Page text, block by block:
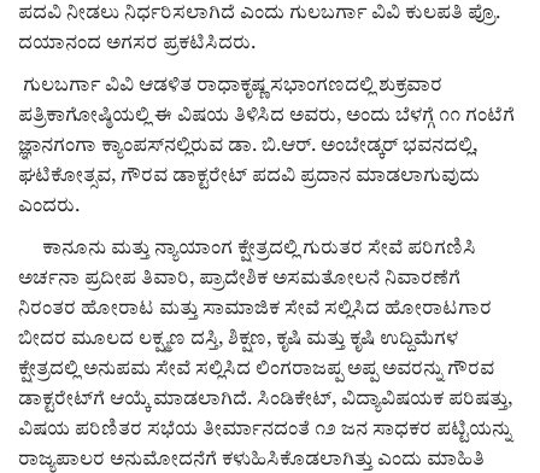
ಅಂಕಣ
ಸಾಧಕರ ಪರಿಚಯ
ಪತ್ರಕರ್ತರ ಪರಿಚಯ
ಸಂಪಾದಕೀಯ
ಕವನ
Digital Subscription
ಪದವಿ ನೀಡಲು ನಿರ್ಧರಿಸಲಾಗಿದೆ ಎಂದು ಗುಲಬರ್ಗಾ ವಿವಿ ಕುಲಪತಿ ಪ್ರೊ.
ದಯಾನಂದ ಅಗಸರ ಪ್ರಕಟಿಸಿದರು.
ಗುಲಬರ್ಗಾ ವಿವಿ ಆಡಳಿತ ರಾಧಾಕೃಷ್ಣ ಸಭಾಂಗಣದಲ್ಲಿ ಶುಕ್ರವಾರ
ಪತ್ರಿಕಾಗೋಷ್ಠಿಯಲ್ಲಿ ಈ ವಿಷಯ ತಿಳಿಸಿದ ಅವರು, ಅಂದು ಬೆಳಗ್ಗೆ ೧೧ ಗಂಟೆಗೆ
ಜ್ಞಾನಗಂಗಾ ಕ್ಯಾಂಪಸ್‌ನಲ್ಲಿರುವ ಡಾ. ಬಿ.ಆರ್. ಅಂಬೇಡ್ಕರ್ ಭವನದಲ್ಲಿ,
ಘಟಿಕೋತ್ಸವ, ಗೌರವ ಡಾಕ್ಟರೇಟ್ ಪದವಿ ಪ್ರದಾನ ಮಾಡಲಾಗುವುದು
ಎಂದರು.
ಕಾನೂನು ಮತ್ತು ನ್ಯಾಯಾಂಗ ಕ್ಷೇತ್ರದಲ್ಲಿ ಗುರುತರ ಸೇವೆ ಪರಿಗಣಿಸಿ
ಅರ್ಚನಾ ಪ್ರದೀಪ ತಿವಾರಿ, ಪ್ರಾದೇಶಿಕ ಅಸಮತೋಲನೆ ನಿವಾರಣೆಗೆ
ನಿರಂತರ ಹೋರಾಟ ಮತ್ತು ಸಾಮಾಜಿಕ ಸೇವೆ ಸಲ್ಲಿಸಿದ ಹೋರಾಟಗಾರ
ಬೀದರ ಮೂಲದ ಲಕ್ಷ್ಮಣ ದಸ್ತಿ, ಶಿಕ್ಷಣ, ಕೃಷಿ ಮತ್ತು ಕೃಷಿ ಉದ್ದಿಮೆಗಳ
ಕ್ಷೇತ್ರದಲ್ಲಿ ಅನುಪಮ ಸೇವೆ ಸಲ್ಲಿಸಿದ ಲಿಂಗರಾಜಪ್ಪ ಅಪ್ಪ ಅವರನ್ನು ಗೌರವ
ಡಾಕ್ಟರೇಟ್‌ಗೆ ಆಯ್ಕೆ ಮಾಡಲಾಗಿದೆ. ಸಿಂಡಿಕೇಟ್, ವಿದ್ಯಾವಿಷಯಕ ಪರಿಷತ್ತು,
ವಿಷಯ ಪರಿಣಿತರ ಸಭೆಯ ತೀರ್ಮಾನದಂತೆ ೧೨ ಜನ ಸಾಧಕರ ಪಟ್ಟಿಯನ್ನು
ರಾಜ್ಯಪಾಲರ ಅನುಮೋದನೆಗೆ ಕಳುಹಿಸಿಕೊಡಲಾಗಿತ್ತು ಎಂದು ಮಾಹಿತಿ